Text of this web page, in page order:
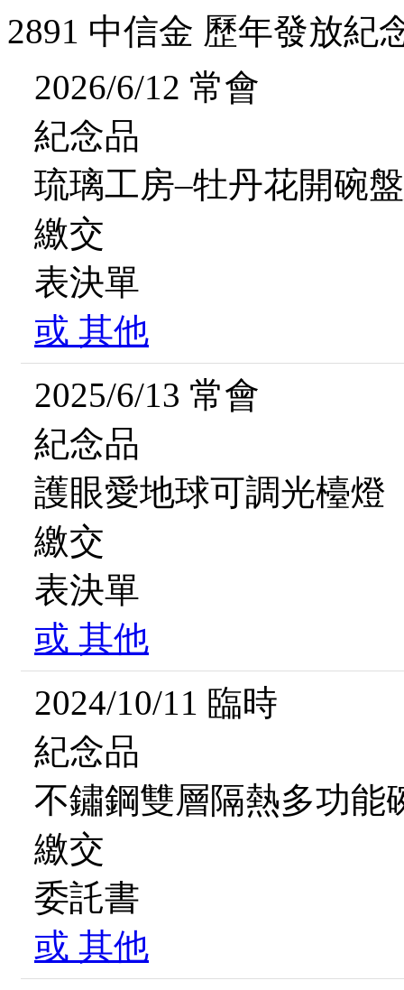
2891 中信金 歷年發放紀
2026/6/12 常會
紀念品
琉璃工房–牡丹花開碗
繳交
表決單
或 其他
2025/6/13 常會
紀念品
護眼愛地球可調光檯燈
繳交
表決單
或 其他
2024/10/11 臨時
紀念品
不鏽鋼雙層隔熱多功能
繳交
委託書
或 其他